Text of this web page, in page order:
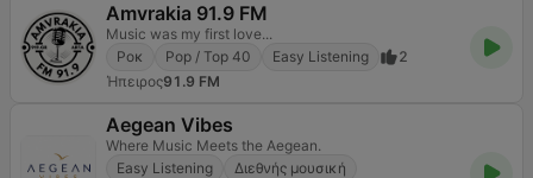
Amvrakia 91.9 FM
Music was my first love...
Ροκ
Pop / Top 40 Easy Listening
2
Ήπειρος91.9 FM
Aegean Vibes
Where Music Meets the Aegean.
Easy Listening
Διεθνής μουσική